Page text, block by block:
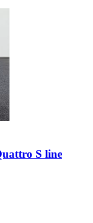
S line